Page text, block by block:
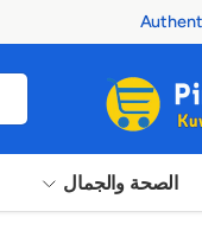
بحث
الصحة والجمال